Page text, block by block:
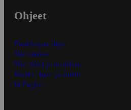
Ohjeet
Ensitilaajan ohjeet
Näin maksat
Näin tilaat ja muokkaat
Kaikki ohjeet ja vinkit
In English